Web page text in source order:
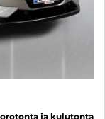
ja kulutonta